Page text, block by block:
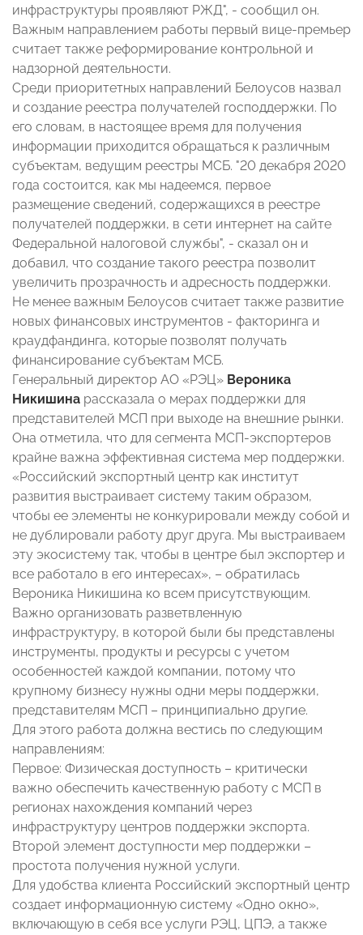
инфраструктуры проявляют РЖД", - сообщил он.
Важным направлением работы первый вице-премьер
считает также реформирование контрольной и
надзорной деятельности.
Среди приоритетных направлений Белоусов назвал
и создание реестра получателей господдержки. По
его словам, в настоящее время для получения
информации приходится обращаться к различным
субъектам, ведущим реестры МСБ. "20 декабря 2020
года состоится, как мы надеемся, первое
размещение сведений, содержащихся в реестре
получателей поддержки, в сети интернет на сайте
Федеральной налоговой службы", - сказал он и
добавил, что создание такого реестра позволит
увеличить прозрачность и адресность поддержки.
Не менее важным Белоусов считает также развитие
новых финансовых инструментов - факторинга и
краудфандинга, которые позволят получать
финансирование субъектам МСБ.
Генеральный директор АО «РЭЦ» Вероника
Никишина рассказала о мерах поддержки для
представителей МСП при выходе на внешние рынки.
Она отметила, что для сегмента МСП-экспортеров
крайне важна эффективная система мер поддержки.
«Российский экспортный центр как институт
развития выстраивает систему таким образом,
чтобы ее элементы не конкурировали между собой и
не дублировали работу друг друга. Мы выстраиваем
эту экосистему так, чтобы в центре был экспортер и
все работало в его интересах», – обратилась
Вероника Никишина ко всем присутствующим.
Важно организовать разветвленную
инфраструктуру, в которой были бы представлены
инструменты, продукты и ресурсы с учетом
особенностей каждой компании, потому что
крупному бизнесу нужны одни меры поддержки,
представителям МСП – принципиально другие.
Для этого работа должна вестись по следующим
направлениям:
Первое: Физическая доступность – критически
важно обеспечить качественную работу с МСП в
регионах нахождения компаний через
инфраструктуру центров поддержки экспорта.
Второй элемент доступности мер поддержки –
простота получения нужной услуги.
Для удобства клиента Российский экспортный центр
создает информационную систему «Одно окно»,
включающую в себя все услуги РЭЦ, ЦПЭ, а также